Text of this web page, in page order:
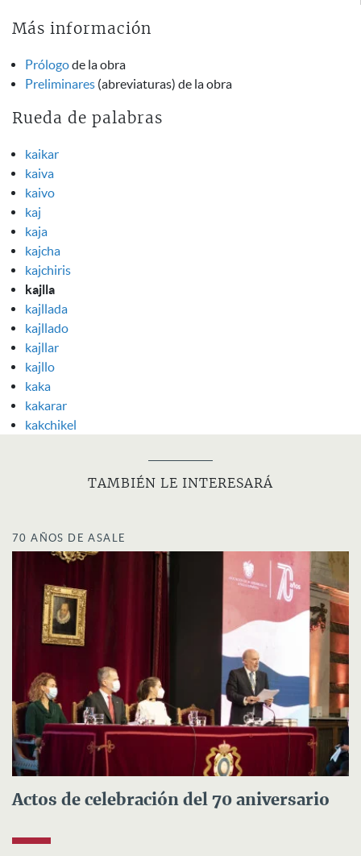
Más información
Prólogode la obra
Preliminares (abreviaturas) de la obra
Rueda de palabras
kaikar
kaiva
kaivo
kaj
kaja
kajcha
kajchiris
kajlla
kajllada
kajllado
kajllar
kajllo
kaka
kakarar
kakchikel
TAMBIÉN LE INTERESARÁ
70 AÑOS DE ASALE
Actos de celebración del 70 aniversario